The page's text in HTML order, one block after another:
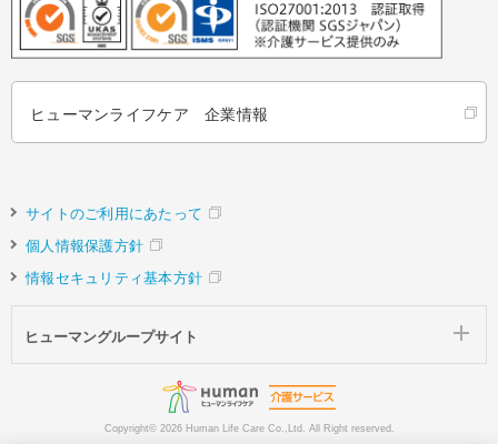
ヒューマンライフケア 企業情報
サイトのご利用にあたって
個人情報保護方針
情報セキュリティ基本方針
ヒューマングループサイト
Copyright© 2026 Human Life Care Co.,Ltd. All Right reserved.